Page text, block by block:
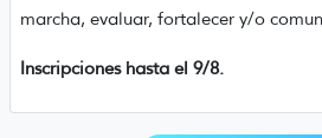
marcha, evaluar, fortalecer y/o
Inscripciones hasta el 9/8.